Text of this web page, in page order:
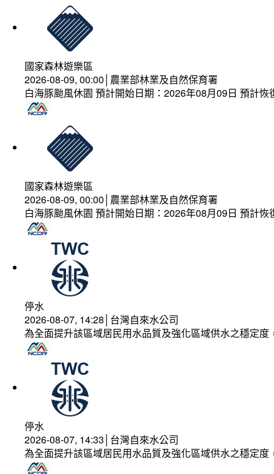
國家森林遊樂區
2026-08-09, 00:00│農業部林業及自然保育署
白海豚颱風休園 預計開始日期：2026年08月09日 預計
國家森林遊樂區
2026-08-09, 00:00│農業部林業及自然保育署
白海豚颱風休園 預計開始日期：2026年08月09日 預計
停水
2026-08-07, 14:28│台灣自來水公司
為全面提升該區域居民用水品質及強化區域供水之穩定
停水
2026-08-07, 14:33│台灣自來水公司
為全面提升該區域居民用水品質及強化區域供水之穩定